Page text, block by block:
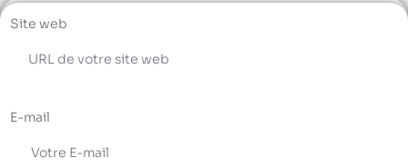
Site web
E-mail